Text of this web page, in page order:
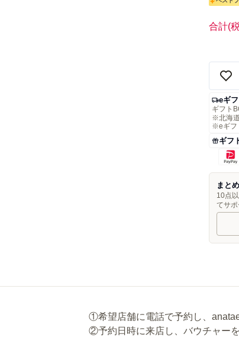
合計(
eギ
ギフト
※北海
※eギフ
ギフ
まと
10点
てサ
①希望店舗に電話で予約し、
②予約日時に来店し、バウチャーを